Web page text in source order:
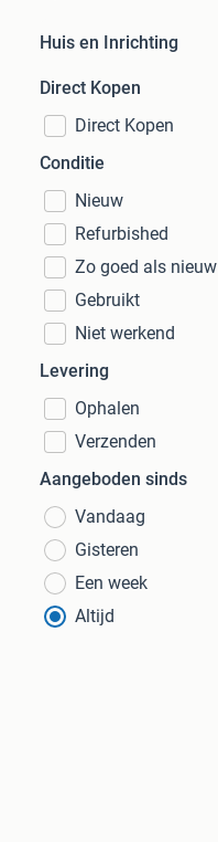
Huis en Inrichting
Direct Kopen
Direct Kopen
Conditie
Nieuw
Refurbished
Zo goed als nieuw
Gebruikt
Niet werkend
Levering
Ophalen
Verzenden
Aangeboden sinds
Vandaag
Gisteren
Een week
Altijd